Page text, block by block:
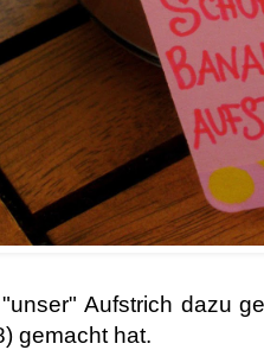
Aufstrich dazu
gemacht hat.